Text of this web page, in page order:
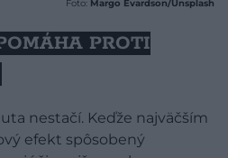
Foto: Margo Evardson/Unsplash
PROTI
nestačí. Keďže najväčším
efekt spôsobený